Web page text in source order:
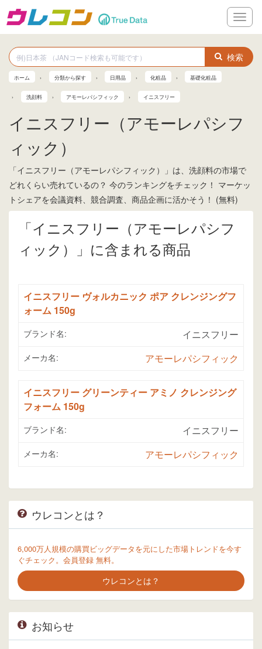
メ
ニ
ー
検索
ホーム 分類から探す 日用品 化粧品 基礎化粧品
洗顔料 アモーレパシフィック イニスフリー
イニスフリー（アモーレパシフ
ィック）
「イニスフリー（アモーレパシフィック）」は、洗顔料の市場で
どれくらい売れているの？ 今のランキングをチェック！ マーケッ
トシェアを会議資料、競合調査、商品企画に活かそう！ (無料)
「イニスフリー（アモーレパシフ
ィック）」に含まれる商品
イニスフリー ヴォルカニック ポア クレンジングフ
ォーム 150g
ブランド名: イニスフリー
メーカ名: アモーレパシフィック
イニスフリー グリーンティー アミノ クレンジング
フォーム 150g
ブランド名: イニスフリー
メーカ名: アモーレパシフィック
ウレコンとは？
6,000万人規模の購買ビッグデータを元にした市場トレンドを今す
ぐチェック。会員登録 無料。
ウレコンとは？
お知らせ